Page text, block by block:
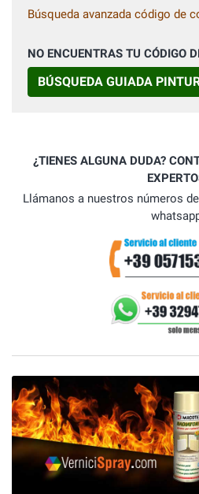
Búsqueda avanzada código de
NO ENCUENTRAS TU CÓDIGO
BÚSQUEDA GUIADA
¿TIENES ALGUNA DUDA?
Llámanos a nuestros números